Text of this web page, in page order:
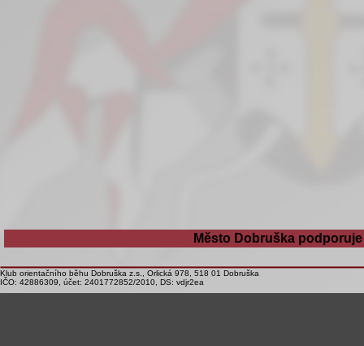
Město Dobruška
Klub orientačního běhu Dobruška z.s., Orlická 978, 518 01 Dobruška
IČO: 42886309, účet: 2401772852/2010, DS: vdjr2ea